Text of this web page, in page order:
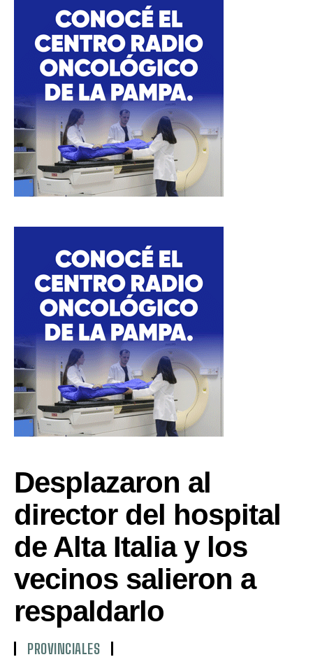
Desplazaron al
director del hospital
de Alta Italia y los
vecinos salieron a
respaldarlo
PROVINCIALES